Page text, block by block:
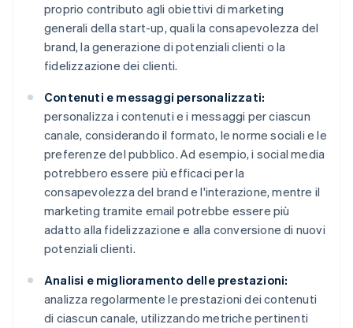
proprio contributo agli obiettivi di marketing
generali della start-up, quali la consapevolezza del
brand, la generazione di potenziali clienti o la
fidelizzazione dei clienti.
Contenuti e messaggi personalizzati:
personalizza i contenuti e i messaggi per ciascun
canale, considerando il formato, le norme sociali e le
preferenze del pubblico. Ad esempio, i social media
potrebbero essere più efficaci per la
consapevolezza del brand e l'interazione, mentre il
marketing tramite email potrebbe essere più
adatto alla fidelizzazione e alla conversione di nuovi
potenziali clienti.
Analisi e miglioramento delle prestazioni:
analizza regolarmente le prestazioni dei contenuti
di ciascun canale, utilizzando metriche pertinenti